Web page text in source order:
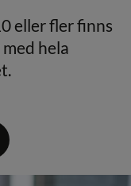
eller fler finns
hela